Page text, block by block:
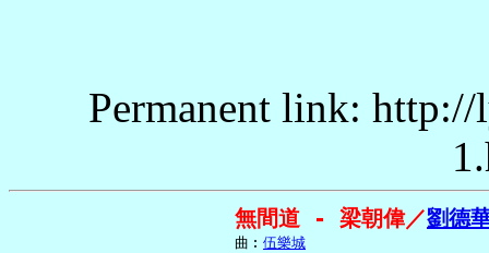
Permanent link:
無間道 - 梁朝偉／劉德
     曲︰
伍樂城